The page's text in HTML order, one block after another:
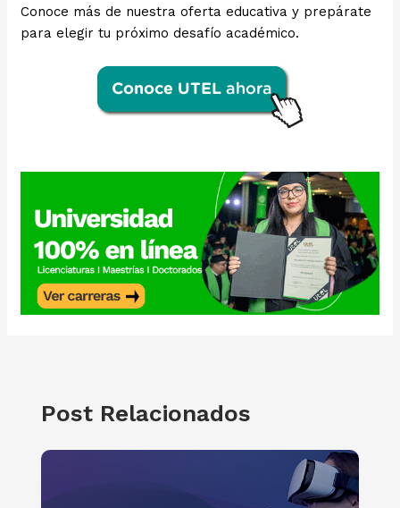
Conoce más de nuestra oferta educativa y prepárate
para elegir tu próximo desafío académico.
Post Relacionados